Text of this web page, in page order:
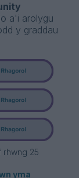
a'i arolygu
y graddau
rhwng 25
yma